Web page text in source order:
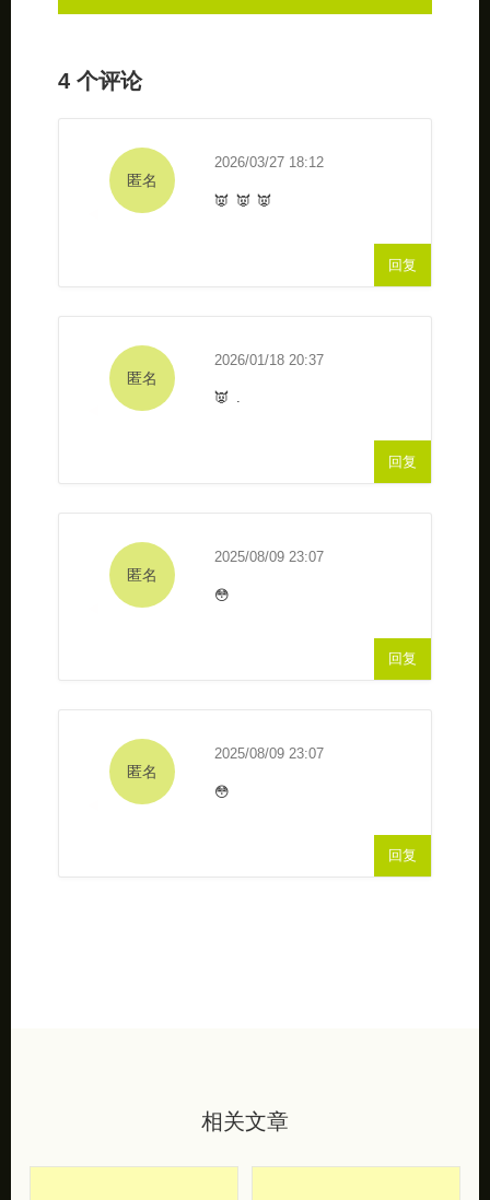
4 个评论
匿名
2026/03/27 18:12
👿 👿 👿
回复
匿名
2026/01/18 20:37
👿 .
回复
匿名
2025/08/09 23:07
😳
回复
匿名
2025/08/09 23:07
😳
回复
相关文章